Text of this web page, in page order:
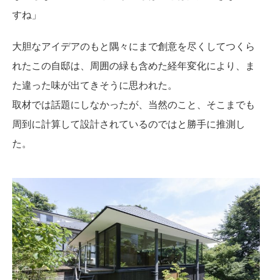
すね」
大胆なアイデアのもと隅々にまで創意を尽くしてつくら
れたこの自邸は、周囲の緑も含めた経年変化により、ま
た違った味が出てきそうに思われた。
取材では話題にしなかったが、当然のこと、そこまでも
周到に計算して設計されているのではと勝手に推測し
た。